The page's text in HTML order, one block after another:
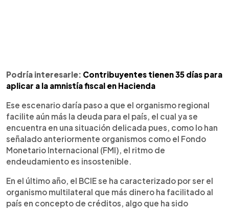
Podría interesarle: Contribuyentes tienen 35 días para
aplicar a la amnistía fiscal en Hacienda
Ese escenario daría paso a que el organismo regional
facilite aún más la deuda para el país, el cual ya se
encuentra en una situación delicada pues, como lo han
señalado anteriormente organismos como el Fondo
Monetario Internacional (FMI), el ritmo de
endeudamiento es insostenible.
En el último año, el BCIE se ha caracterizado por ser el
organismo multilateral que más dinero ha facilitado al
país en concepto de créditos, algo que ha sido